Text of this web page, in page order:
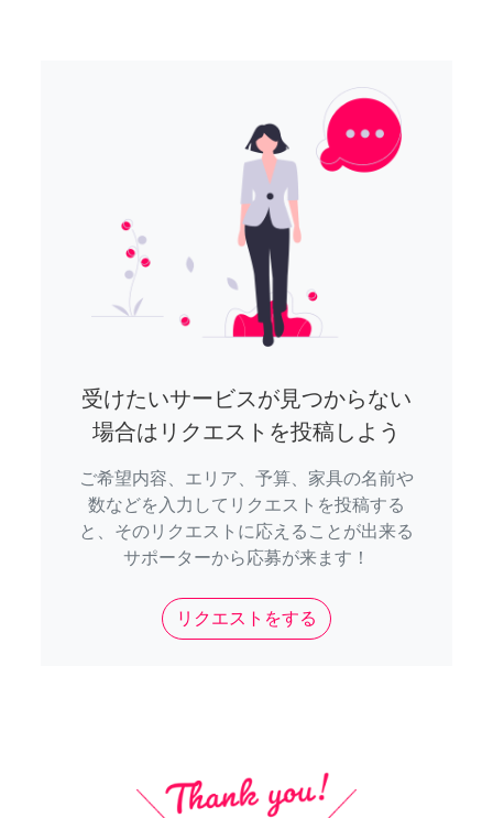
受けたいサービスが見つからない
場合はリクエストを投稿しよう
ご希望内容、エリア、予算、家具の名前や
数などを入力してリクエストを投稿する
と、そのリクエストに応えることが出来る
サポーターから応募が来ます！
リクエストをする